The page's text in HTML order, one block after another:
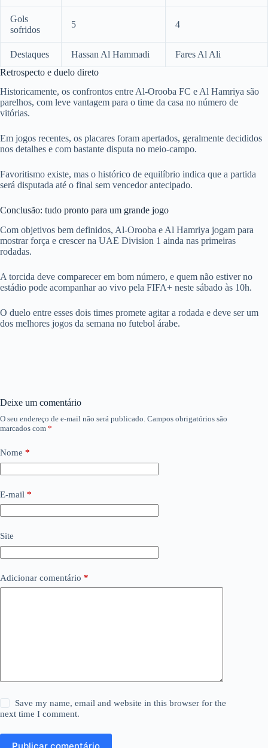
Gols
sofridos
5 4
Destaques Hassan Al Hammadi
Fares Al Ali
Retrospecto e duelo direto
Historicamente, os confrontos entre Al-Orooba FC e Al Hamriya são
parelhos, com leve vantagem para o time da casa no número de
vitórias.
Em jogos recentes, os placares foram apertados, geralmente decididos
nos detalhes e com bastante disputa no meio-campo.
Favoritismo existe, mas o histórico de equilíbrio indica que a partida
será disputada até o final sem vencedor antecipado.
Conclusão: tudo pronto para um grande jogo
Com objetivos bem definidos, Al-Orooba e Al Hamriya jogam para
mostrar força e crescer na UAE Division 1 ainda nas primeiras
rodadas.
A torcida deve comparecer em bom número, e quem não estiver no
estádio pode acompanhar ao vivo pela FIFA+ neste sábado às 10h.
O duelo entre esses dois times promete agitar a rodada e deve ser um
dos melhores jogos da semana no futebol árabe.
Deixe um comentário
O seu endereço de e-mail não será publicado. Campos obrigatórios são
marcados com *
Nome *
E-mail *
Site
Adicionar comentário *
Save my name, email and website in this browser for the
next time I comment.